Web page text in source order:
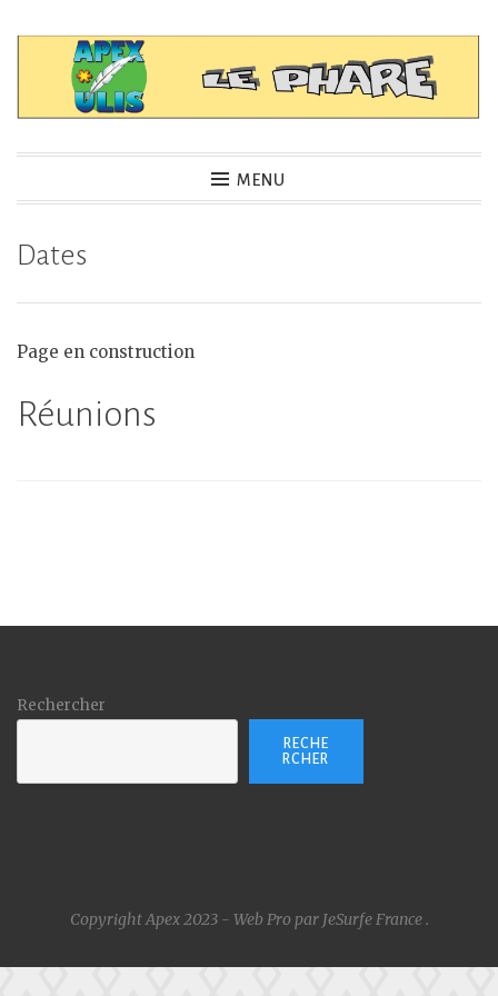
APEX – LEPHARE
MENU
Dates
Page en construction
Réunions
Rechercher
RECHE
RCHER
Copyright Apex 2023 - Web Pro par JeSurfe France.